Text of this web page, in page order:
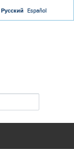
Русский Español